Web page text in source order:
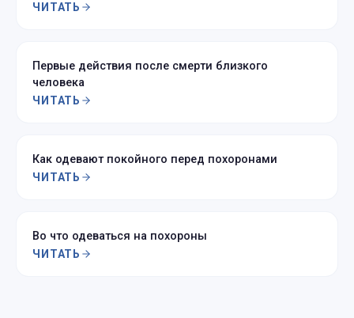
ЧИТАТЬ
Первые действия после смерти близкого
человека
ЧИТАТЬ
Как одевают покойного перед похоронами
ЧИТАТЬ
Во что одеваться на похороны
ЧИТАТЬ